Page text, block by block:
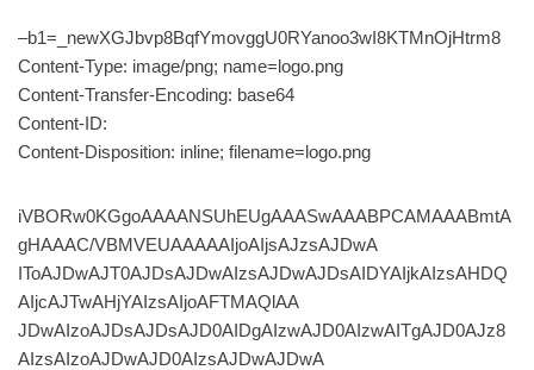
–b1=_newXGJbvp8BqfYmovggU0RYanoo3wI8KTMnOjHtrm8
Content-Type: image/png; name=logo.png
Content-Transfer-Encoding: base64
Content-ID:
Content-Disposition: inline; filename=logo.png
iVBORw0KGgoAAAANSUhEUgAAASwAAABPCAMAAABmtA
gHAAAC/VBMVEUAAAAAIjoAIjsAJzsAJDwA
IToAJDwAJT0AJDsAJDwAIzsAJDwAJDsAIDYAIjkAIzsAHDQ
AIjcAJTwAHjYAIzsAIjoAFTMAQlAA
JDwAIzoAJDsAJDsAJD0AIDgAIzwAJD0AIzwAITgAJD0AJz8
AIzsAIzoAJDwAJD0AIzsAJDwAJDwA